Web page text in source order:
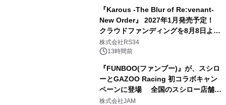
『Karous -The Blur of Re:venant-
New Order』 2027年1月発売予定！
クラウドファンディングを8月8日より
開始
株式会社RS34
13時間前
『FUNBOO(ファンブー)』が、スシロ
ーとGAZOO Racing 初コラボキャン
ペーンに登場 全国のスシロー店舗で
GR 4車種の FUNBOO(ミニカー)付き
株式会社JAM